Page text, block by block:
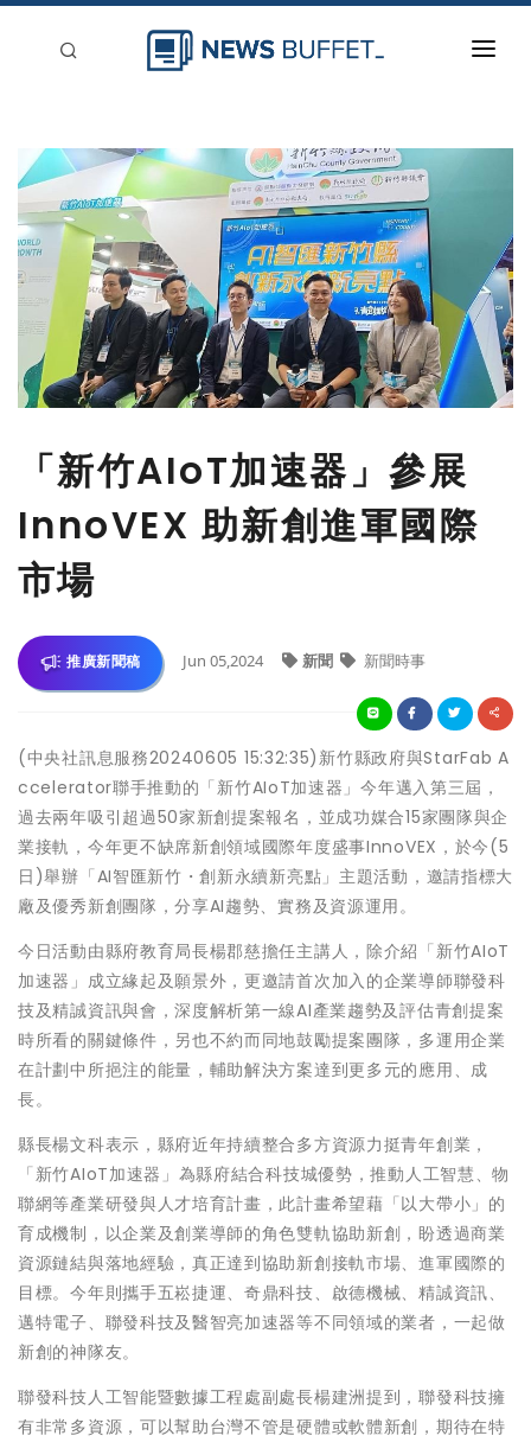
新聞稿分類
登入
刊登
「新竹AIoT加速器」參展
InnoVEX 助新創進軍國際
市場
推廣新聞稿 Jun 05,2024 新聞 新聞時事
(中央社訊息服務20240605 15:32:35)新竹縣政府與StarFab A
ccelerator聯手推動的「新竹AIoT加速器」今年邁入第三屆，
過去兩年吸引超過50家新創提案報名，並成功媒合15家團隊與企
業接軌，今年更不缺席新創領域國際年度盛事InnoVEX，於今(5
日)舉辦「AI智匯新竹・創新永續新亮點」主題活動，邀請指標大
廠及優秀新創團隊，分享AI趨勢、實務及資源運用。
今日活動由縣府教育局長楊郡慈擔任主講人，除介紹「新竹AIoT
加速器」成立緣起及願景外，更邀請首次加入的企業導師聯發科
技及精誠資訊與會，深度解析第一線AI產業趨勢及評估青創提案
時所看的關鍵條件，另也不約而同地鼓勵提案團隊，多運用企業
在計劃中所挹注的能量，輔助解決方案達到更多元的應用、成
長。
縣長楊文科表示，縣府近年持續整合多方資源力挺青年創業，
「新竹AIoT加速器」為縣府結合科技城優勢，推動人工智慧、物
聯網等產業研發與人才培育計畫，此計畫希望藉「以大帶小」的
育成機制，以企業及創業導師的角色雙軌協助新創，盼透過商業
資源鏈結與落地經驗，真正達到協助新創接軌市場、進軍國際的
目標。今年則攜手五崧捷運、奇鼎科技、啟德機械、精誠資訊、
邁特電子、聯發科技及醫智亮加速器等不同領域的業者，一起做
新創的神隊友。
聯發科技人工智能暨數據工程處副處長楊建洲提到，聯發科技擁
有非常多資源，可以幫助台灣不管是硬體或軟體新創，期待在特